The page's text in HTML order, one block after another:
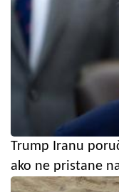
Trump Iranu
ako ne pristane